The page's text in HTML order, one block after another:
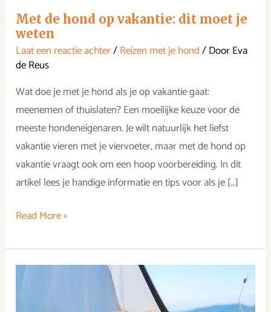
Met de hond op vakantie: dit moet je
weten
Laat een reactie achter/Reizen met je hond/ DoorEva
de Reus
Wat doe je met je hond als je op vakantie gaat:
meenemen of thuislaten? Een moeilijke keuze voor de
meeste hondeneigenaren. Je wilt natuurlijk het liefst
vakantie vieren met je viervoeter, maar met de hond op
vakantie vraagt ook om een hoop voorbereiding. In dit
artikel lees je handige informatie en tips voor als je […]
Read More »
Kamperen
met